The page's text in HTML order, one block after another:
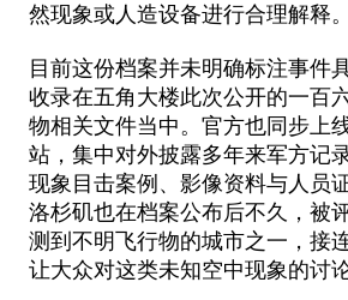
然现象或人造设备进行合理解释。
目前这份档案并未明确标注事件
收录在五角大楼此次公开的一百
物相关文件当中。官方也同步上
站，集中对外披露多年来军方记
现象目击案例、影像资料与人员
洛杉矶也在档案公布后不久，被
测到不明飞行物的城市之一，接
让大众对这类未知空中现象的讨